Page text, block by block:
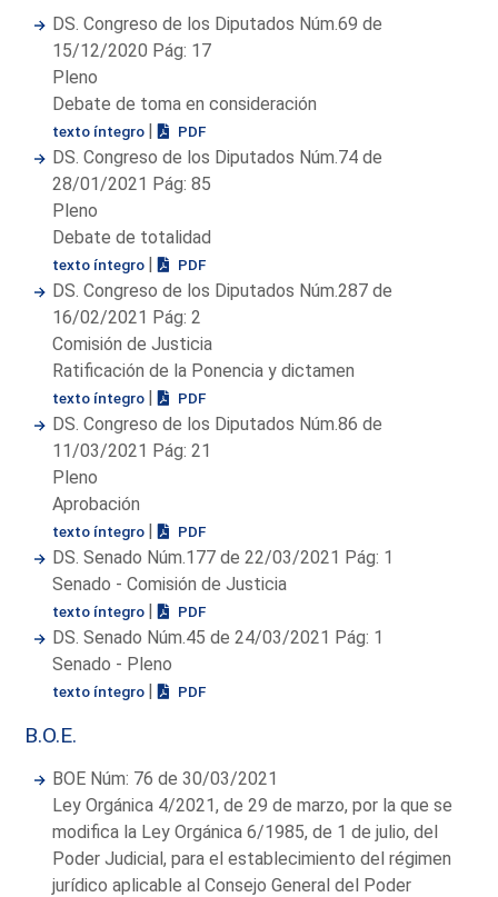
DS. Congreso de los Diputados Núm.69 de
15/12/2020 Pág: 17
Pleno
Debate de toma en consideración
texto íntegro | PDF
DS. Congreso de los Diputados Núm.74 de
28/01/2021 Pág: 85
Pleno
Debate de totalidad
texto íntegro | PDF
DS. Congreso de los Diputados Núm.287 de
16/02/2021 Pág: 2
Comisión de Justicia
Ratificación de la Ponencia y dictamen
texto íntegro | PDF
DS. Congreso de los Diputados Núm.86 de
11/03/2021 Pág: 21
Pleno
Aprobación
texto íntegro | PDF
DS. Senado Núm.177 de 22/03/2021 Pág: 1
Senado - Comisión de Justicia
texto íntegro | PDF
DS. Senado Núm.45 de 24/03/2021 Pág: 1
Senado - Pleno
texto íntegro | PDF
B.O.E.
BOE Núm: 76 de 30/03/2021
Ley Orgánica 4/2021, de 29 de marzo, por la que se
modifica la Ley Orgánica 6/1985, de 1 de julio, del
Poder Judicial, para el establecimiento del régimen
jurídico aplicable al Consejo General del Poder